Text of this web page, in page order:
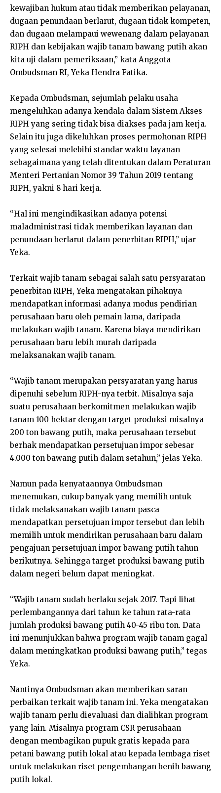
kewajiban hukum atau tidak memberikan pelayanan,
dugaan penundaan berlarut, dugaan tidak kompeten,
dan dugaan melampaui wewenang dalam pelayanan
RIPH dan kebijakan wajib tanam bawang putih akan
kita uji dalam pemeriksaan,” kata Anggota
Ombudsman RI, Yeka Hendra Fatika.
Kepada Ombudsman, sejumlah pelaku usaha
mengeluhkan adanya kendala dalam Sistem Akses
RIPH yang sering tidak bisa diakses pada jam kerja.
Selain itu juga dikeluhkan proses permohonan RIPH
yang selesai melebihi standar waktu layanan
sebagaimana yang telah ditentukan dalam Peraturan
Menteri Pertanian Nomor 39 Tahun 2019 tentang
RIPH, yakni 8 hari kerja.
“Hal ini mengindikasikan adanya potensi
maladministrasi tidak memberikan layanan dan
penundaan berlarut dalam penerbitan RIPH,” ujar
Yeka.
Terkait wajib tanam sebagai salah satu persyaratan
penerbitan RIPH, Yeka mengatakan pihaknya
mendapatkan informasi adanya modus pendirian
perusahaan baru oleh pemain lama, daripada
melakukan wajib tanam. Karena biaya mendirikan
perusahaan baru lebih murah daripada
melaksanakan wajib tanam.
“Wajib tanam merupakan persyaratan yang harus
dipenuhi sebelum RIPH-nya terbit. Misalnya saja
suatu perusahaan berkomitmen melakukan wajib
tanam 100 hektar dengan target produksi misalnya
200 ton bawang putih, maka perusahaan tersebut
berhak mendapatkan persetujuan impor sebesar
4.000 ton bawang putih dalam setahun,” jelas Yeka.
Namun pada kenyataannya Ombudsman
menemukan, cukup banyak yang memilih untuk
tidak melaksanakan wajib tanam pasca
mendapatkan persetujuan impor tersebut dan lebih
memilih untuk mendirikan perusahaan baru dalam
pengajuan persetujuan impor bawang putih tahun
berikutnya. Sehingga target produksi bawang putih
dalam negeri belum dapat meningkat.
“Wajib tanam sudah berlaku sejak 2017. Tapi lihat
perlembangannya dari tahun ke tahun rata-rata
jumlah produksi bawang putih 40-45 ribu ton. Data
ini menunjukkan bahwa program wajib tanam gagal
dalam meningkatkan produksi bawang putih,” tegas
Yeka.
Nantinya Ombudsman akan memberikan saran
perbaikan terkait wajib tanam ini. Yeka mengatakan
wajib tanam perlu dievaluasi dan dialihkan program
yang lain. Misalnya program CSR perusahaan
dengan membagikan pupuk gratis kepada para
petani bawang putih lokal atau kepada lembaga riset
untuk melakukan riset pengembangan benih bawang
putih lokal.